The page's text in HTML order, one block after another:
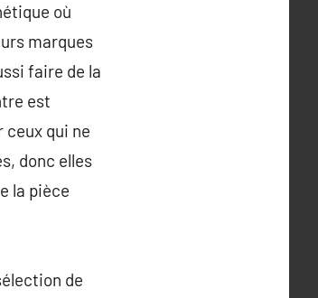
où
marques
faire de la
est
ceux qui ne
donc elles
la pièce
de